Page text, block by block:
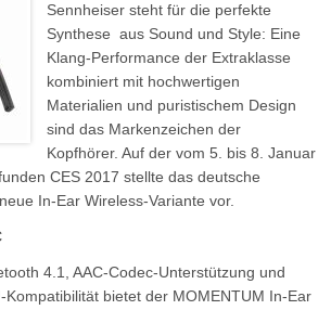
Sennheiser steht für die perfekte
Synthese aus Sound und Style: Eine
Klang-Performance der Extraklasse
kombiniert mit hochwertigen
Materialien und puristischem Design
sind das Markenzeichen der
Kopfhörer. Auf der vom 5. bis 8. Januar
CES 2017 stellte das deutsche
In-Ear Wireless-Variante vor.
4.1, AAC-Codec-Unterstützung und
bietet der MOMENTUM In-Ear